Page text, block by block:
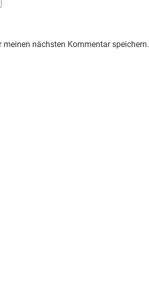
meinen nächsten Kommentar speichern.